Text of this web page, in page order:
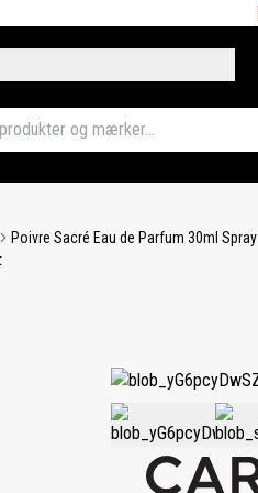
Poivre Sacré Eau de Parfum 30ml Spray